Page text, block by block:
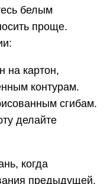
белым
проще.
на картон,
контурам.
сгибам.
делайте
когда
предыдущей.